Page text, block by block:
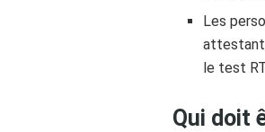
Les
attestant
le test
Qui doit